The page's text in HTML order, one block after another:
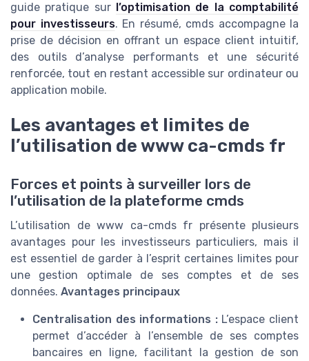
guide pratique sur l’optimisation de la comptabilité
pour investisseurs. En résumé, cmds accompagne la
prise de décision en offrant un espace client intuitif,
des outils d’analyse performants et une sécurité
renforcée, tout en restant accessible sur ordinateur ou
application mobile.
Les avantages et limites de
l’utilisation de www ca-cmds fr
Forces et points à surveiller lors de
l’utilisation de la plateforme cmds
L’utilisation de www ca-cmds fr présente plusieurs
avantages pour les investisseurs particuliers, mais il
est essentiel de garder à l’esprit certaines limites pour
une gestion optimale de ses comptes et de ses
données. Avantages principaux
Centralisation des informations :L’espace client
permet d’accéder à l’ensemble de ses comptes
bancaires en ligne, facilitant la gestion de son